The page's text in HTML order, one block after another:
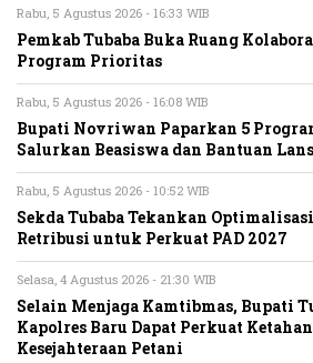
Rabu, 5 Agustus 2026 - 16:33 WIB
Pemkab Tubaba Buka Ruang
Program Prioritas
Rabu, 5 Agustus 2026 - 16:08 WIB
Bupati Novriwan Paparkan 5
Salurkan Beasiswa dan Bantuan
Rabu, 5 Agustus 2026 - 10:52 WIB
Sekda Tubaba Tekankan
Retribusi untuk Perkuat PAD 2027
Selasa, 4 Agustus 2026 - 21:30 WIB
Selain Menjaga Kamtibmas, Bupati
Kapolres Baru Dapat Perkuat
Kesejahteraan Petani